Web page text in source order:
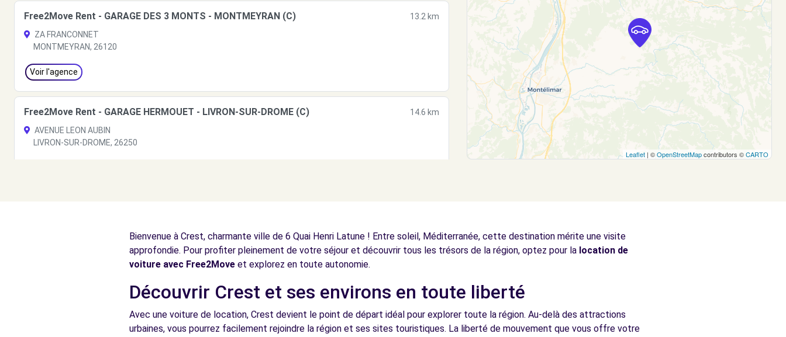
Free2Move Rent - GARAGE DES 3 MONTS - MONTMEYRAN (C)
13.2 km
ZA FRANCONNET
MONTMEYRAN, 26120
Voir l'agence
Free2Move Rent - GARAGE HERMOUET - LIVRON-SUR-DROME (C)
14.6 km
AVENUE LEON AUBIN
LIVRON-SUR-DROME, 26250
Leaflet | ©OpenStreetMapcontributors ©CARTO
Bienvenue à Crest, charmante ville de 6 Quai Henri Latune ! Entre soleil, Méditerranée, cette destination mérite une visite
approfondie. Pour profiter pleinement de votre séjour et découvrir tous les trésors de la région, optez pour la location de
voiture avec Free2Move et explorez en toute autonomie.
Découvrir Crest et ses environs en toute liberté
Avec une voiture de location, Crest devient le point de départ idéal pour explorer toute la région. Au-delà des attractions
urbaines, vous pourrez facilement rejoindre la région et ses sites touristiques. La liberté de mouvement que vous offre votre